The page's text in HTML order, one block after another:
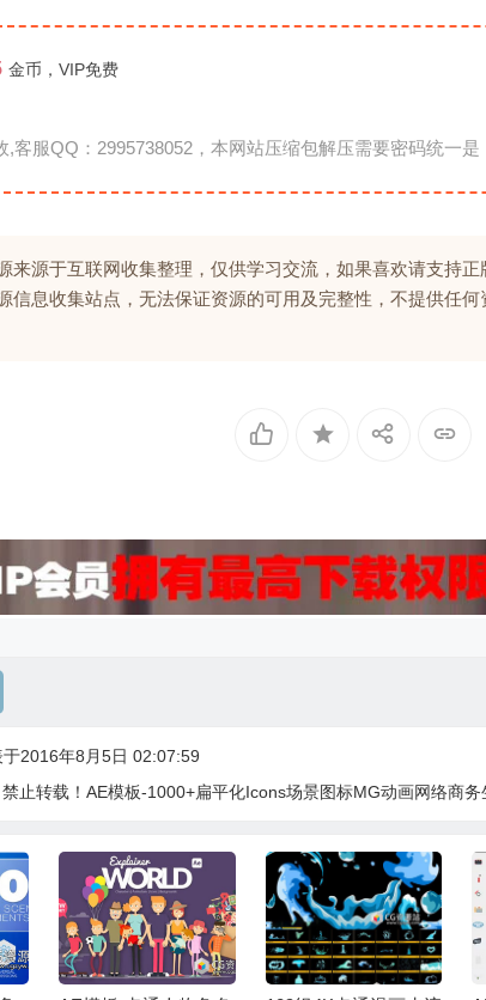
金币，VIP免费
,客服QQ：2995738052，本网站压缩包解压需要密码统一
来源于互联网收集整理，仅供学习交流，如果喜欢请支持正
信息收集站点，无法保证资源的可用及完整性，不提供任
于2016年8月5日 02:07:59
止转载！ AE模板-1000+扁平化Icons场景图标MG动画网络商